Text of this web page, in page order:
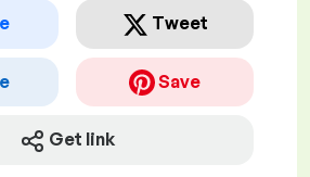
Tweet
Save
Get link